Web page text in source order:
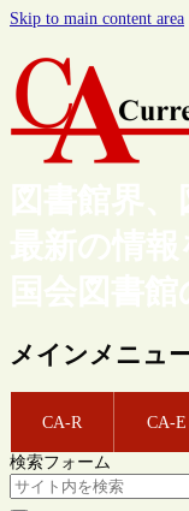
Skip to main content area
図書館界
最新の情
国会図書館
メインメニュ
CA-R CA-E
検索フォーム